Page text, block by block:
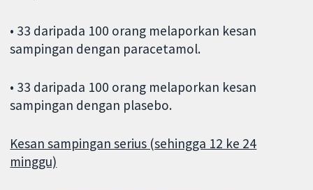
• 33 daripada 100 orang melaporkan kesan
sampingan dengan paracetamol.
• 33 daripada 100 orang melaporkan kesan
sampingan dengan plasebo.
Kesan sampingan serius (sehingga 12 ke 24
minggu)